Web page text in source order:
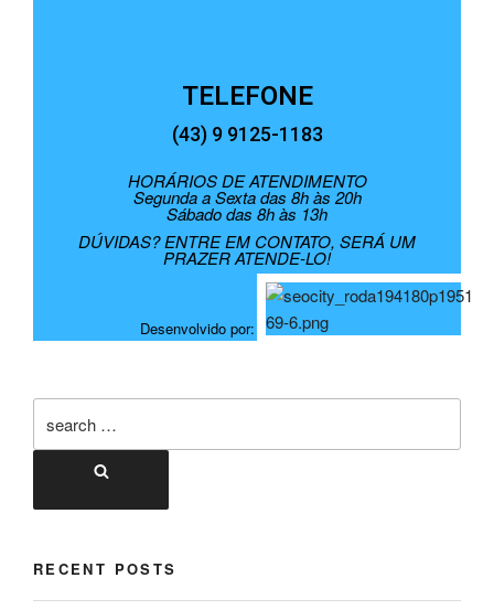
TELEFONE
(43) 9 9125-1183
HORÁRIOS DE ATENDIMENTO
Segunda a Sexta das 8h às 20h
Sábado das 8h às 13h
DÚVIDAS? ENTRE EM CONTATO, SERÁ UM
PRAZER ATENDE-LO!
Desenvolvido por:
RECENT POSTS